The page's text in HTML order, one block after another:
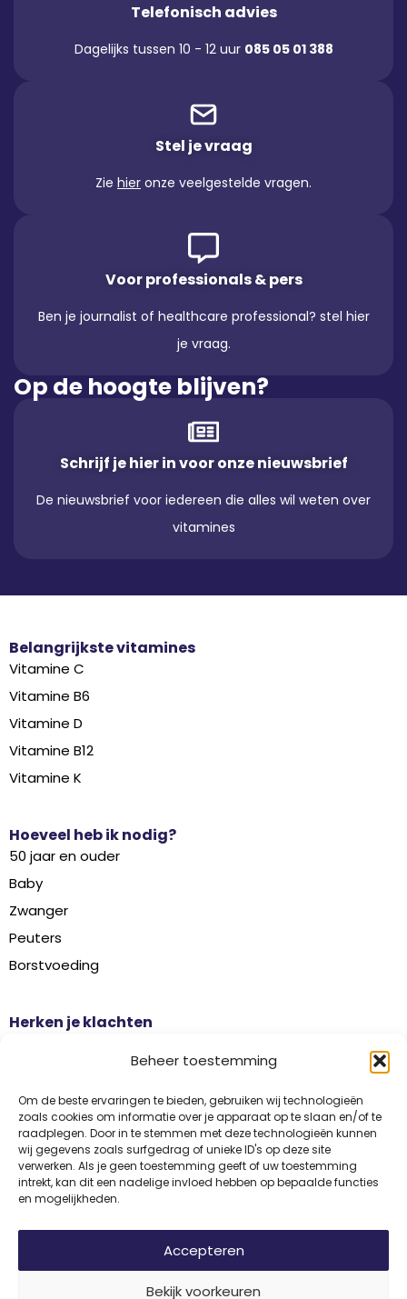
Beheer toestemming
Om de beste ervaringen te bieden, gebruiken wij technologieën
zoals cookies om informatie over je apparaat op te slaan en/of te
raadplegen. Door in te stemmen met deze technologieën kunnen
wij gegevens zoals surfgedrag of unieke ID's op deze site
verwerken. Als je geen toestemming geeft of uw toestemming
intrekt, kan dit een nadelige invloed hebben op bepaalde functies
en mogelijkheden.
Accepteren
Bekijk voorkeuren
Telefonisch advies
Dagelijks tussen 10 - 12 uur 085 05 01 388
Stel je vraag
Zie hier onze veelgestelde vragen.
Voor professionals & pers
Ben je journalist of healthcare professional? stel hier
je vraag.
Op de hoogte blijven?
Schrijf je hier in voor onze nieuwsbrief
De nieuwsbrief voor iedereen die alles wil weten over
vitamines
Belangrijkste vitamines
Vitamine C
Vitamine B6
Vitamine D
Vitamine B12
Vitamine K
Hoeveel heb ik nodig?
50 jaar en ouder
Baby
Zwanger
Peuters
Borstvoeding
Herken je klachten
Griep
Haaruitval
Overgangsklachten
DisclaimerPrivacyAlgemene voorwaarden